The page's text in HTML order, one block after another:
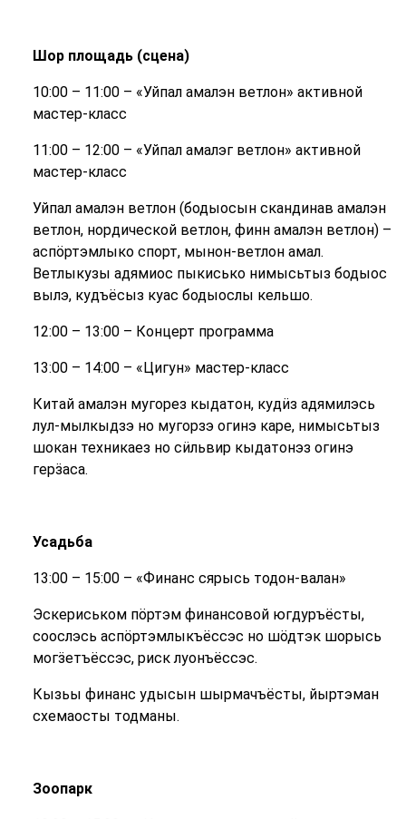
Шор площадь (сцена)
10:00 – 11:00 – «Уйпал амалэн ветлон» активной
мастер-класс
11:00 – 12:00 – «Уйпал амалэг ветлон» активной
мастер-класс
Уйпал амалэн ветлон (бодыосын скандинав амалэн
ветлон, нордической ветлон, финн амалэн ветлон) –
аспӧртэмлыко спорт, мынон-ветлон амал.
Ветлыкузы адямиос пыкисько нимысьтыз бодыос
вылэ, кудъёсыз куас бодыослы кельшо.
12:00 – 13:00 – Концерт программа
13:00 – 14:00 – «Цигун» мастер-класс
Китай амалэн мугорез кыдатон, кудӥз адямилэсь
лул-мылкыдзэ но мугорзэ огинэ каре, нимысьтыз
шокан техникаез но сӥльвир кыдатонэз огинэ
герӟаса.
Усадьба
13:00 – 15:00 – «Финанс сярысь тодон-валан»
Эскериськом пӧртэм финансовой югдуръёсты,
соослэсь аспӧртэмлыкъёссэс но шӧдтэк шорысь
могӟетъёссэс, риск луонъёссэс.
Кызьы финанс удысын шырмачъёсты, йыртэман
схемаосты тодманы.
Зоопарк